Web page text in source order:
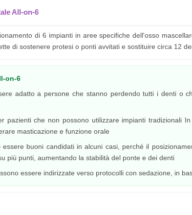
All-on-6
di 6 impianti in aree specifiche dell'osso
di sostenere protesi o ponti avvitati e sostituire circa 12
on-6
adatto a persone che stanno perdendo tutti i denti o
pazienti che non possono utilizzare impianti tradizionali
masticazione e funzione orale
buoni candidati in alcuni casi, perché il
più punti, aumentando la stabilità del ponte e dei denti
essere indirizzate verso protocolli con sedazione, in